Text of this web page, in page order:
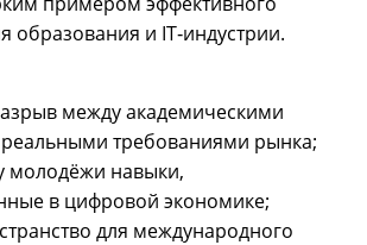
образования и IT‑индустрии.
между академическими
требованиями рынка;
молодёжи навыки,
в цифровой экономике;
для международного